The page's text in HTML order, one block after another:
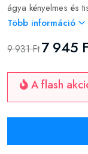
ágya kényelmes és
Több információ
9 931 Ft7 945
A flash